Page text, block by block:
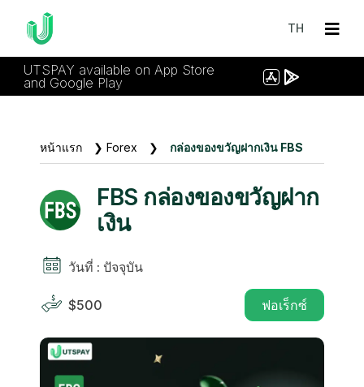
TH
UTSPAY available on App Store
and Google Play
หน้าแรก ❯ Forex ❯ กล่องของขวัญฝากเงิน FBS
FBS กล่องของขวัญฝาก
เงิน
วันที่ : ปัจจุบัน
$500 ฟอเร็กซ์